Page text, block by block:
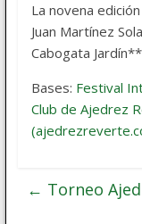
La novena
Juan Martínez
Cabogata
Bases: Festival
Club de Ajedrez
← Torneo